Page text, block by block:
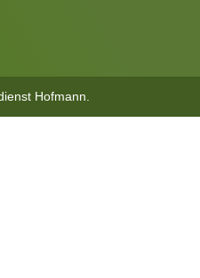
Hofmann.